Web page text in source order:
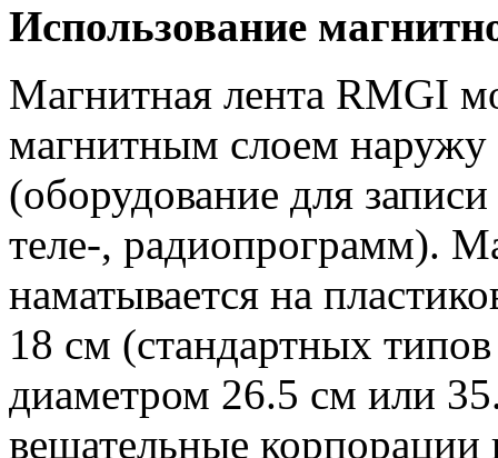
Использование
Магнитная лента RMGI
магнитным слоем наружу
(оборудование для
теле-, радиопрограмм).
наматывается на
18 см (стандартных
диаметром 26.5 см или
вещательные